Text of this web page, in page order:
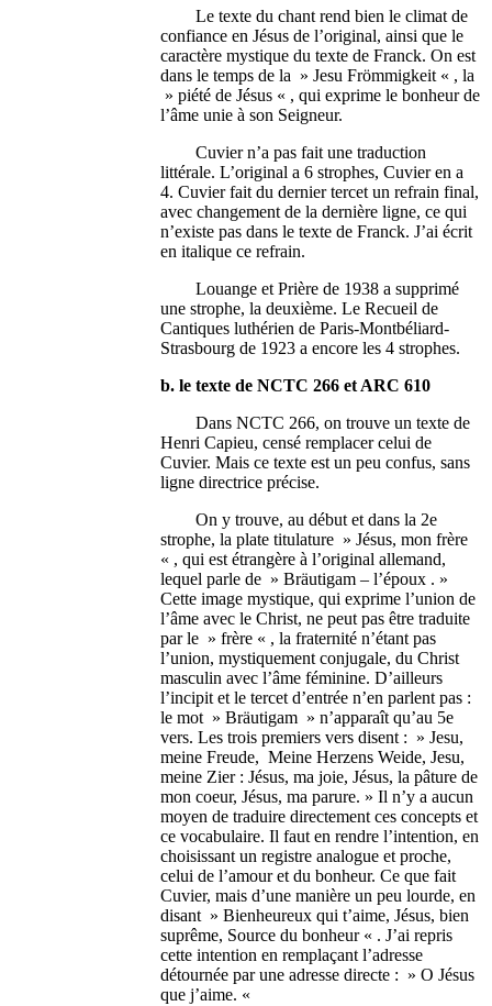
Le texte du chant rend bien le climat de
confiance en Jésus de l’original, ainsi que le
caractère mystique du texte de Franck. On est
dans le temps de la » Jesu Frömmigkeit « , la
» piété de Jésus « , qui exprime le bonheur de
l’âme unie à son Seigneur.
Cuvier n’a pas fait une traduction
littérale. L’original a 6 strophes, Cuvier en a
4. Cuvier fait du dernier tercet un refrain final,
avec changement de la dernière ligne, ce qui
n’existe pas dans le texte de Franck. J’ai écrit
en italique ce refrain.
Louange et Prière de 1938 a supprimé
une strophe, la deuxième. Le Recueil de
Cantiques luthérien de Paris-Montbéliard-
Strasbourg de 1923 a encore les 4 strophes.
b. le texte de NCTC 266 et ARC 610
Dans NCTC 266, on trouve un texte de
Henri Capieu, censé remplacer celui de
Cuvier. Mais ce texte est un peu confus, sans
ligne directrice précise.
On y trouve, au début et dans la 2e
strophe, la plate titulature » Jésus, mon frère
« , qui est étrangère à l’original allemand,
lequel parle de » Bräutigam – l’époux . »
Cette image mystique, qui exprime l’union de
l’âme avec le Christ, ne peut pas être traduite
par le » frère « , la fraternité n’étant pas
l’union, mystiquement conjugale, du Christ
masculin avec l’âme féminine. D’ailleurs
l’incipit et le tercet d’entrée n’en parlent pas :
le mot » Bräutigam » n’apparaît qu’au 5e
vers. Les trois premiers vers disent : » Jesu,
meine Freude, Meine Herzens Weide, Jesu,
meine Zier : Jésus, ma joie, Jésus, la pâture de
mon coeur, Jésus, ma parure. » Il n’y a aucun
moyen de traduire directement ces concepts et
ce vocabulaire. Il faut en rendre l’intention, en
choisissant un registre analogue et proche,
celui de l’amour et du bonheur. Ce que fait
Cuvier, mais d’une manière un peu lourde, en
disant » Bienheureux qui t’aime, Jésus, bien
suprême, Source du bonheur « . J’ai repris
cette intention en remplaçant l’adresse
détournée par une adresse directe : » O Jésus
que j’aime. «